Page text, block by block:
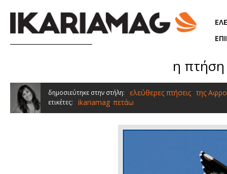
η
δημοσιεύτηκε στην στήλη: ελεύθερες πτήσεις της
ετικέτες: ikariamag, πετάω